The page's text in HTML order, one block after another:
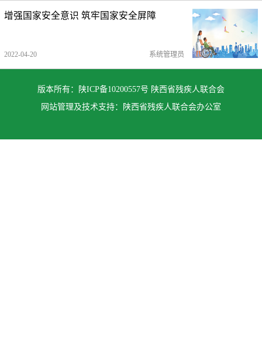
增强国家安全意识 筑牢国家安全屏障
2022-04-20 系统管理员
版本所有：陕ICP备10200557号 陕西省残疾人联合会
网站管理及技术支持：陕西省残疾人联合会办公室